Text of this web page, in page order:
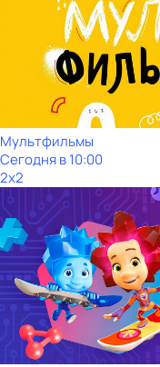
Мультфильмы
Сегодня в 10:00
2x2